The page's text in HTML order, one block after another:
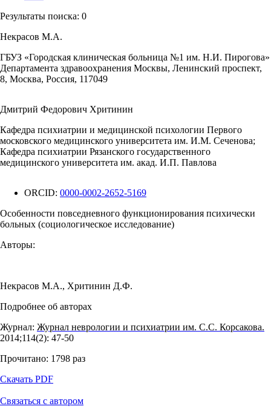
Результаты поиска: 0
Некрасов М.А.
ГБУЗ «Городская клиническая больница №1 им. Н.И. Пирогова»
Департамента здравоохранения Москвы, Ленинский проспект,
8, Москва, Россия, 117049
Дмитрий Федорович Хритинин
Кафедра психиатрии и медицинской психологии Первого
московского медицинского университета им. И.М. Сеченова;
Кафедра психиатрии Рязанского государственного
медицинского университета им. акад. И.П. Павлова
ORCID: 0000-0002-2652-5169
Особенности повседневного функционирования психически
больных (социологическое исследование)
Авторы:
Некрасов М.А., Хритинин Д.Ф.
Подробнее об авторах
Журнал: Журнал неврологии и психиатрии им. С.С. Корсакова.
2014;114(2): 47‑50
Прочитано: 1798 раз
Скачать PDF
Связаться с автором